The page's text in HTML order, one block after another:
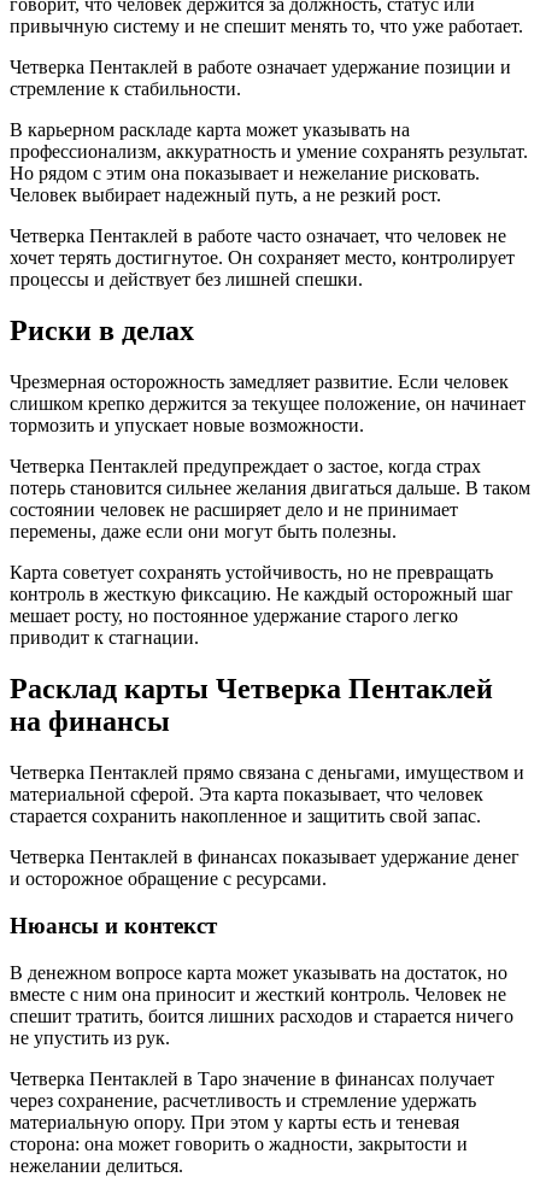
говорит, что человек держится за должность, статус или
привычную систему и не спешит менять то, что уже работает.
Четверка Пентаклей в работе означает удержание позиции и
стремление к стабильности.
В карьерном раскладе карта может указывать на
профессионализм, аккуратность и умение сохранять результат.
Но рядом с этим она показывает и нежелание рисковать.
Человек выбирает надежный путь, а не резкий рост.
Четверка Пентаклей в работе часто означает, что человек не
хочет терять достигнутое. Он сохраняет место, контролирует
процессы и действует без лишней спешки.
Риски в делах
Чрезмерная осторожность замедляет развитие. Если человек
слишком крепко держится за текущее положение, он начинает
тормозить и упускает новые возможности.
Четверка Пентаклей предупреждает о застое, когда страх
потерь становится сильнее желания двигаться дальше. В таком
состоянии человек не расширяет дело и не принимает
перемены, даже если они могут быть полезны.
Карта советует сохранять устойчивость, но не превращать
контроль в жесткую фиксацию. Не каждый осторожный шаг
мешает росту, но постоянное удержание старого легко
приводит к стагнации.
Расклад карты Четверка Пентаклей
на финансы
Четверка Пентаклей прямо связана с деньгами, имуществом и
материальной сферой. Эта карта показывает, что человек
старается сохранить накопленное и защитить свой запас.
Четверка Пентаклей в финансах показывает удержание денег
и осторожное обращение с ресурсами.
Нюансы и контекст
В денежном вопросе карта может указывать на достаток, но
вместе с ним она приносит и жесткий контроль. Человек не
спешит тратить, боится лишних расходов и старается ничего
не упустить из рук.
Четверка Пентаклей в Таро значение в финансах получает
через сохранение, расчетливость и стремление удержать
материальную опору. При этом у карты есть и теневая
сторона: она может говорить о жадности, закрытости и
нежелании делиться.